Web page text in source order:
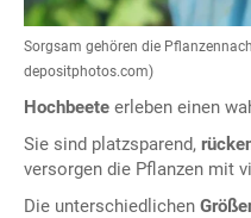
Sorgsam gehören die
depositphotos.com)
Hochbeete erleben einen
Sie sind platzsparend,
versorgen die Pflanzen mit
Die unterschiedlichen